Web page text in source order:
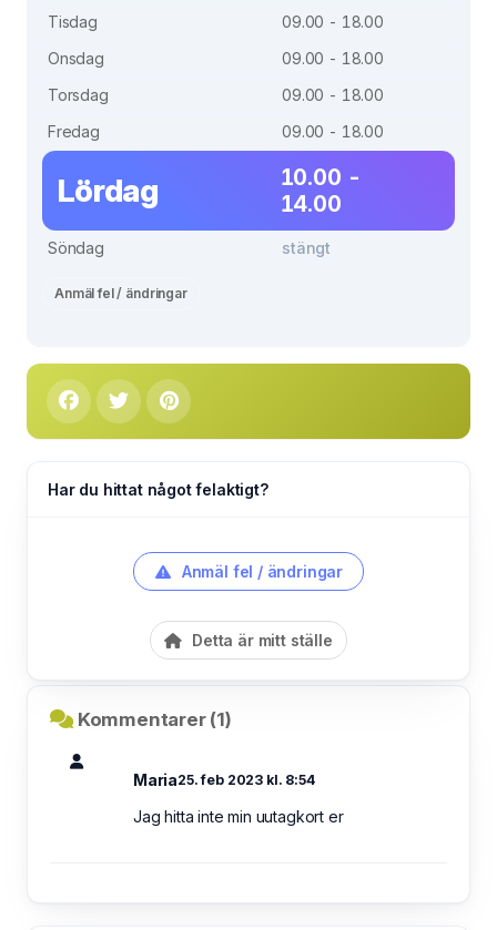
Tisdag
09.00 - 18.00
Onsdag
09.00 - 18.00
Torsdag
09.00 - 18.00
Fredag
09.00 - 18.00
Lördag
10.00 -
14.00
Söndag stängt
Anmäl fel / ändringar
Har du hittat något felaktigt?
Anmäl fel / ändringar
Detta är mitt ställe
Kommentarer (1)
Maria25. feb 2023 kl. 8:54
Jag hitta inte min uutagkort er